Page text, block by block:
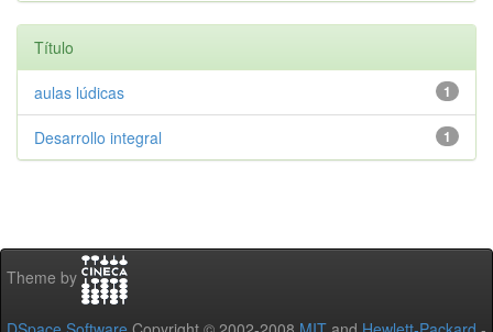
Título
1
aulas lúdicas
1
Desarrollo integral
Theme by